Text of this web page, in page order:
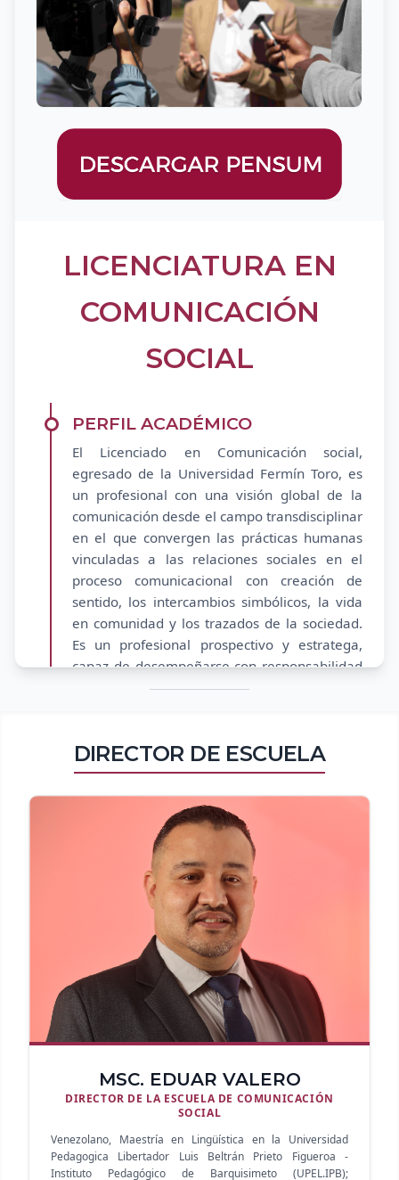
LICENCIATURA EN
COMUNICACIÓN
SOCIAL
PERFIL ACADÉMICO
El Licenciado en Comunicación social,
egresado de la Universidad Fermín Toro, es
un profesional con una visión global de la
comunicación desde el campo transdisciplinar
en el que convergen las prácticas humanas
vinculadas a las relaciones sociales en el
proceso comunicacional con creación de
sentido, los intercambios simbólicos, la vida
en comunidad y los trazados de la sociedad.
Es un profesional prospectivo y estratega,
capaz de desempeñarse con responsabilidad
social en contextos multilaterales y
crítico y comprometido con los valores. Aplica
conocimientos desde varias disciplinas en
diferentes situaciones que requieran su
ejercicio profesional, siendo competente para
ejercer con un juicio crítico, autónomo,
emprendedor y responsable, con capacidad
para intervenir y gestionar productos y
servicios comunicacionales, siempre al
amparo de la identidad cultural, el respeto, la
libertad, el derecho a la información y la
primacía del bien común sobre el interés
particular, con base en un pensamiento
Humanista y Holo competente.
Puede desempeñarse profesionalmente en
todos los medios de comunicación social,
tales como diarios, revistas, radio, cine,
televisión y medios digitales. También está
capacitado para ejercer en los campos de las
DIRECTOR DE ESCUELA
MSC. EDUAR VALERO
DIRECTOR DE LA ESCUELA DE COMUNICACIÓN
SOCIAL
Venezolano, Maestría en Lingüística en la Universidad
Pedagogica Libertador Luis Beltrán Prieto Figueroa -
Instituto Pedagógico de Barquisimeto (UPEL.IPB);